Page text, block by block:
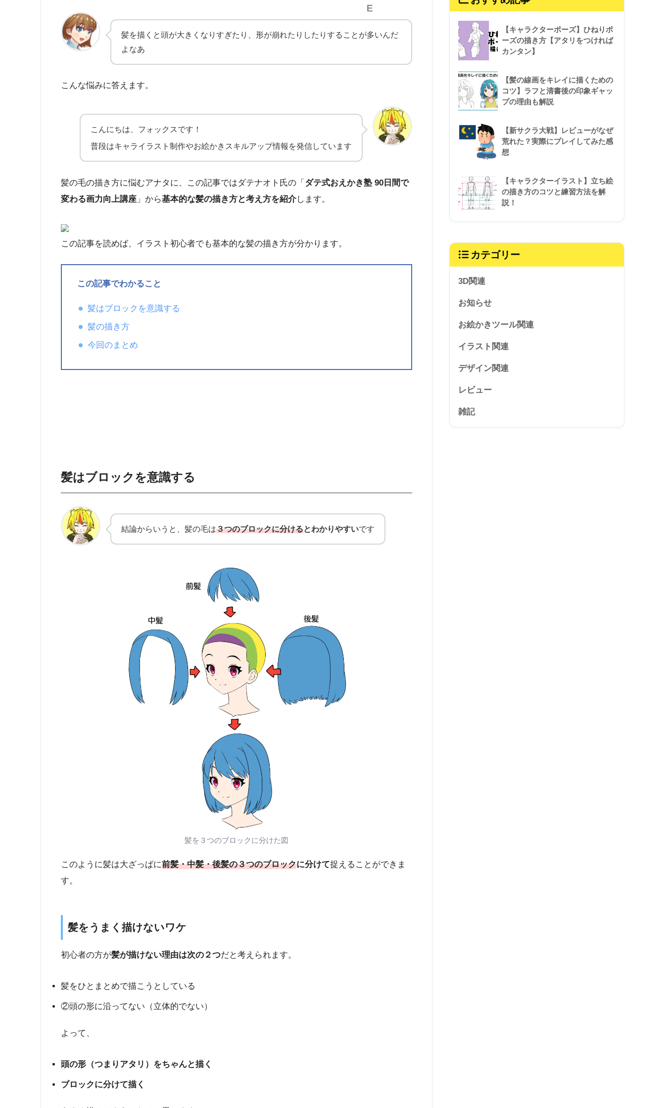
髪を描くと頭が大きくなりすぎたり、形が崩れたりしたりすることが多いんだ
よなあ
こんな悩みに答えます。
こんにちは、フォックスです！
普段はキャライラスト制作やお絵かきスキルアップ情報を発信しています
髪の毛の描き方に悩むアナタに、この記事ではダテナオト氏の「 ダテ式おえかき塾 90日間で
変わる画力向上講座 」から基本的な髪の描き方と考え方を紹介します。
この記事を読めば、イラスト初心者でも基本的な髪の描き方が分かります。
この記事でわかること
髪はブロックを意識する
髪の描き方
今回のまとめ
髪はブロックを意識する
結論からいうと、髪の毛は３つのブロックに分けるとわかりやすいです
髪を３つのブロックに分けた図
このように髪は大ざっぱに前髪・中髪・後髪の３つのブロックに分けて捉えることができま
す。
髪をうまく描けないワケ
初心者の方が髪が描けない理由は次の２つだと考えられます。
髪をひとまとめで描こうとしている
②頭の形に沿ってない（立体的でない）
よって、
頭の形（つまりアタリ）をちゃんと描く
ブロックに分けて描く
【キャラクターポーズ】ひねりポ
ーズの描き方【アタリをつければ
カンタン】
【髪の線画をキレイに描くための
コツ】ラフと清書後の印象ギャッ
プの理由も解説
【新サクラ大戦】レビューがなぜ
荒れた？実際にプレイしてみた感
想
【キャラクターイラスト】立ち絵
の描き方のコツと練習方法を解
説！
カテゴリー
3D関連
お知らせ
お絵かきツール関連
イラスト関連
デザイン関連
レビュー
雑記